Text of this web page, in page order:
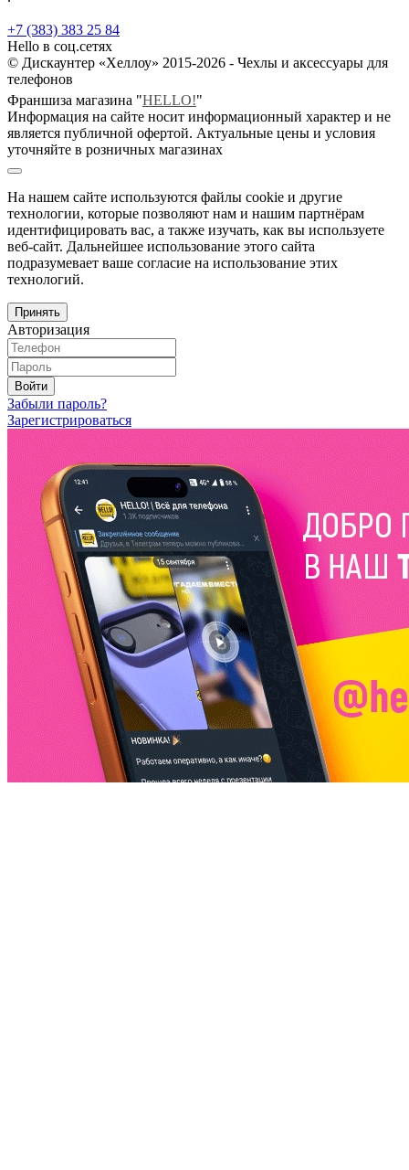
+7 (383) 383 25 84
Hello в соц.сетях
© Дискаунтер «Хеллоу» 2015-2026 - Чехлы и аксессуары для
телефонов
Франшиза магазина "HELLO!"
Информация на сайте носит информационный характер и не
является публичной офертой. Актуальные цены и условия
уточняйте в розничных магазинах
На нашем сайте используются файлы cookie и другие
технологии, которые позволяют нам и нашим партнёрам
идентифицировать вас, а также изучать, как вы используете
веб-сайт. Дальнейшее использование этого сайта
подразумевает ваше согласие на использование этих
технологий.
Принять
Авторизация
Войти
Забыли пароль?
Зарегистрироваться